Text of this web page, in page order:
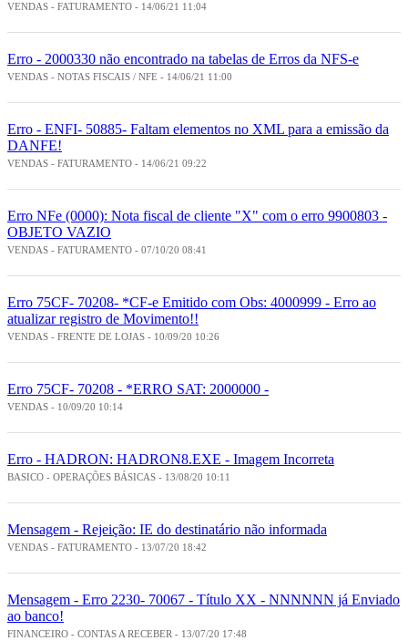
VENDAS - FATURAMENTO - 14/06/21 11:04
Erro - 2000330 não encontrado na tabelas de Erros da NFS-e
VENDAS - NOTAS FISCAIS / NFE - 14/06/21 11:00
Erro - ENFI- 50885- Faltam elementos no XML para a emissão da
DANFE!
VENDAS - FATURAMENTO - 14/06/21 09:22
Erro NFe (0000): Nota fiscal de cliente "X" com o erro 9900803 -
OBJETO VAZIO
VENDAS - FATURAMENTO - 07/10/20 08:41
Erro 75CF- 70208- *CF-e Emitido com Obs: 4000999 - Erro ao
atualizar registro de Movimento!!
VENDAS - FRENTE DE LOJAS - 10/09/20 10:26
Erro 75CF- 70208 - *ERRO SAT: 2000000 -
VENDAS - 10/09/20 10:14
Erro - HADRON: HADRON8.EXE - Imagem Incorreta
BASICO - OPERAÇÕES BÁSICAS - 13/08/20 10:11
Mensagem - Rejeição: IE do destinatário não informada
VENDAS - FATURAMENTO - 13/07/20 18:42
Mensagem - Erro 2230- 70067 - Título XX - NNNNNN já Enviado
ao banco!
FINANCEIRO - CONTAS A RECEBER - 13/07/20 17:48